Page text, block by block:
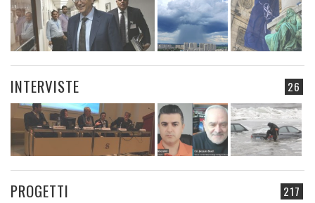
26
INTERVISTE
217
PROGETTI